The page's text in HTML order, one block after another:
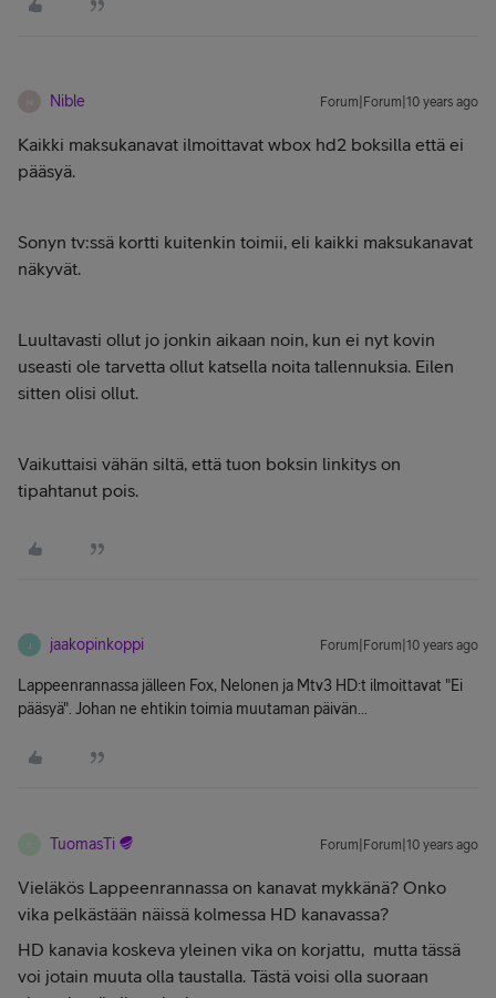
Nible Forum|Forum|10 years ago
Kaikki maksukanavat ilmoittavat wbox hd2 boksilla että ei
pääsyä.
Sonyn tv:ssä kortti kuitenkin toimii, eli kaikki maksukanavat
näkyvät.
Luultavasti ollut jo jonkin aikaan noin, kun ei nyt kovin
useasti ole tarvetta ollut katsella noita tallennuksia. Eilen
sitten olisi ollut.
Vaikuttaisi vähän siltä, että tuon boksin linkitys on
tipahtanut pois.
J jaakopinkoppi Forum|Forum|10 years ago
Lappeenrannassa jälleen Fox, Nelonen ja Mtv3 HD:t ilmoittavat "Ei
pääsyä". Johan ne ehtikin toimia muutaman päivän...
TuomasTi Forum|Forum|10 years ago
Vieläkös Lappeenrannassa on kanavat mykkänä? Onko
vika pelkästään näissä kolmessa HD kanavassa?
HD kanavia koskeva yleinen vika on korjattu, mutta tässä
voi jotain muuta olla taustalla. Tästä voisi olla suoraan